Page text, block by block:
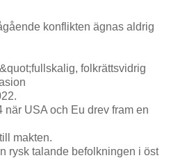
konflikten ägnas aldrig
folkrättsvidrig
när USA och Eu drev fram en
makten.
rysk talande befolkningen i öst